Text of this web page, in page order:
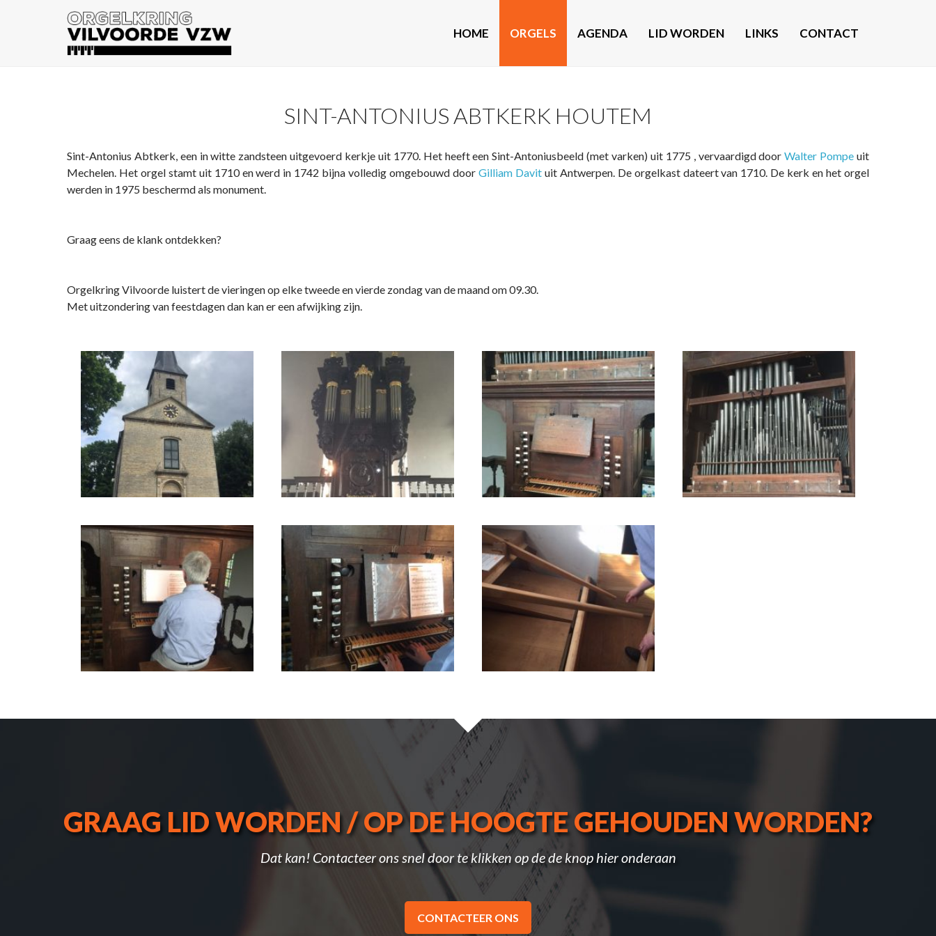
HOME ORGELS AGENDA LID WORDEN LINKS CONTACT
SINT-ANTONIUS ABTKERK HOUTEM
Sint-Antonius Abtkerk, een in witte zandsteen uitgevoerd kerkje uit 1770. Het heeft een Sint-Antoniusbeeld (met varken) uit 1775 , vervaardigd doorWalter Pompe uit
Mechelen. Het orgel stamt uit 1710 en werd in 1742 bijna volledig omgebouwd door Gilliam Davituit Antwerpen. De orgelkast dateert van 1710. De kerk en het orgel
werden in 1975 beschermd als monument.
Graag eens de klank ontdekken?
Orgelkring Vilvoorde luistert de vieringen op elke tweede en vierde zondag van de maand om 09.30.
Met uitzondering van feestdagen dan kan er een afwijking zijn.
GRAAG LID WORDEN / OP DE HOOGTE GEHOUDEN WORDEN?
Dat kan! Contacteer ons snel door te klikken op de de knop hier onderaan
CONTACTEER ONS